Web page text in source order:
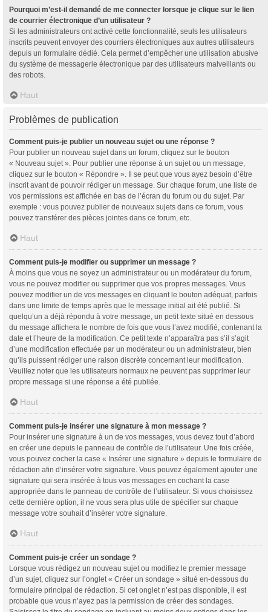
Pourquoi m’est-il demandé de me connecter lorsque je clique sur le lien
de courrier électronique d’un utilisateur ?
Si les administrateurs ont activé cette fonctionnalité, seuls les utilisateurs
inscrits peuvent envoyer des courriers électroniques aux autres utilisateurs
depuis un formulaire dédié. Cela permet d’empêcher une utilisation abusive
du système de messagerie électronique par des utilisateurs malveillants ou
des robots.
Haut
Problèmes de publication
Comment puis-je publier un nouveau sujet ou une réponse ?
Pour publier un nouveau sujet dans un forum, cliquez sur le bouton
« Nouveau sujet ». Pour publier une réponse à un sujet ou un message,
cliquez sur le bouton « Répondre ». Il se peut que vous ayez besoin d’être
inscrit avant de pouvoir rédiger un message. Sur chaque forum, une liste de
vos permissions est affichée en bas de l’écran du forum ou du sujet. Par
exemple : vous pouvez publier de nouveaux sujets dans ce forum, vous
pouvez transférer des pièces jointes dans ce forum, etc.
Haut
Comment puis-je modifier ou supprimer un message ?
À moins que vous ne soyez un administrateur ou un modérateur du forum,
vous ne pouvez modifier ou supprimer que vos propres messages. Vous
pouvez modifier un de vos messages en cliquant le bouton adéquat, parfois
dans une limite de temps après que le message initial ait été publié. Si
quelqu’un a déjà répondu à votre message, un petit texte situé en dessous
du message affichera le nombre de fois que vous l’avez modifié, contenant la
date et l’heure de la modification. Ce petit texte n’apparaîtra pas s’il s’agit
d’une modification effectuée par un modérateur ou un administrateur, bien
qu’ils puissent rédiger une raison discrète concernant leur modification.
Veuillez noter que les utilisateurs normaux ne peuvent pas supprimer leur
propre message si une réponse a été publiée.
Haut
Comment puis-je insérer une signature à mon message ?
Pour insérer une signature à un de vos messages, vous devez tout d’abord
en créer une depuis le panneau de contrôle de l’utilisateur. Une fois créée,
vous pouvez cocher la case « Insérer une signature » depuis le formulaire de
rédaction afin d’insérer votre signature. Vous pouvez également ajouter une
signature qui sera insérée à tous vos messages en cochant la case
appropriée dans le panneau de contrôle de l’utilisateur. Si vous choisissez
cette dernière option, il ne vous sera plus utile de spécifier sur chaque
message votre souhait d’insérer votre signature.
Haut
Comment puis-je créer un sondage ?
Lorsque vous rédigez un nouveau sujet ou modifiez le premier message
d’un sujet, cliquez sur l’onglet « Créer un sondage » situé en-dessous du
formulaire principal de rédaction. Si cet onglet n’est pas disponible, il est
probable que vous n’ayez pas la permission de créer des sondages.